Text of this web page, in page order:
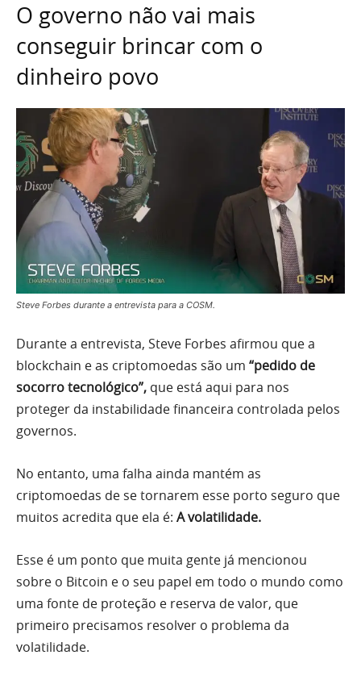
O governo não vai mais
conseguir brincar com o
dinheiro povo
Steve Forbes durante a entrevista para a COSM.
Durante a entrevista, Steve Forbes afirmou que a
blockchain e as criptomoedas são um “pedido de
socorro tecnológico”, que está aqui para nos
proteger da instabilidade financeira controlada pelos
governos.
No entanto, uma falha ainda mantém as
criptomoedas de se tornarem esse porto seguro que
muitos acredita que ela é: A volatilidade.
Esse é um ponto que muita gente já mencionou
sobre o Bitcoin e o seu papel em todo o mundo como
uma fonte de proteção e reserva de valor, que
primeiro precisamos resolver o problema da
volatilidade.